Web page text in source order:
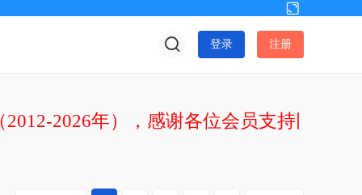
换
到
登录 注册
2026年），感谢各位会员支持网站发